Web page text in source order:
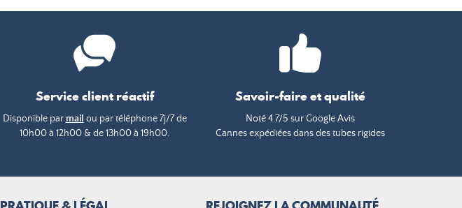
Service client réactif
Disponible par mail ou par téléphone 7j/7 de
10h00 à 12h00 & de 13h00 à 19h00.
Savoir-faire et qualité
Noté 4.7/5 sur Google Avis
Cannes expédiées dans des tubes rigides